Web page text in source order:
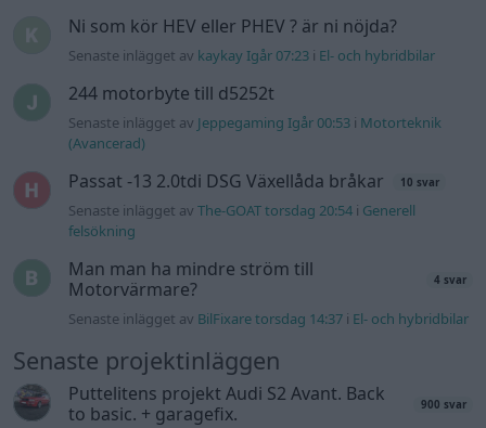
Ni som kör HEV eller PHEV ? är ni nöjda?
Senaste inlägget av kaykay Igår 07:23 i El- och hybridbilar
244 motorbyte till d5252t
Senaste inlägget av Jeppegaming Igår 00:53 i Motorteknik
(Avancerad)
Passat -13 2.0tdi DSG Växellåda bråkar 10 svar
Senaste inlägget avThe-GOAT torsdag 20:54 i Generell
felsökning
Man man ha mindre ström till
Motorvärmare?
4 svar
Senaste inlägget av BilFixare torsdag 14:37 i El- och hybridbilar
Senaste projektinläggen
Puttelitens projekt Audi S2 Avant. Back
to basic. + garagefix.
900 svar